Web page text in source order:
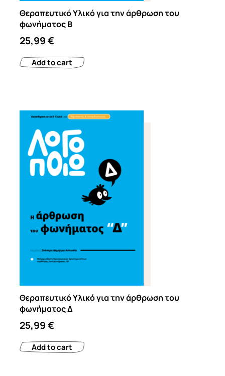
Θεραπευτικό Υλικό για την άρθρωση του
φωνήματος Β
25,99€
Add to cart
Θεραπευτικό Υλικό για την άρθρωση του
φωνήματος Δ
25,99€
Add to cart